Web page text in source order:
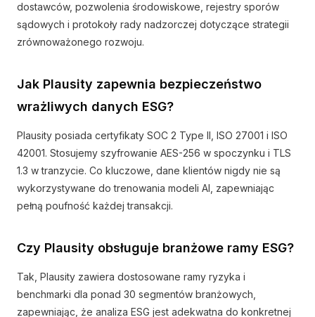
dostawców, pozwolenia środowiskowe, rejestry sporów
sądowych i protokoły rady nadzorczej dotyczące strategii
zrównoważonego rozwoju.
Jak Plausity zapewnia bezpieczeństwo
wrażliwych danych ESG?
Plausity posiada certyfikaty SOC 2 Type II, ISO 27001 i ISO
42001. Stosujemy szyfrowanie AES-256 w spoczynku i TLS
1.3 w tranzycie. Co kluczowe, dane klientów nigdy nie są
wykorzystywane do trenowania modeli AI, zapewniając
pełną poufność każdej transakcji.
Czy Plausity obsługuje branżowe ramy ESG?
Tak, Plausity zawiera dostosowane ramy ryzyka i
benchmarki dla ponad 30 segmentów branżowych,
zapewniając, że analiza ESG jest adekwatna do konkretnej